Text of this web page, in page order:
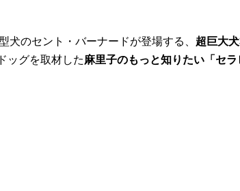
犬のセント・バーナードが登場する、 超巨大
ッグを取材した麻里子のもっと知りたい「セラ